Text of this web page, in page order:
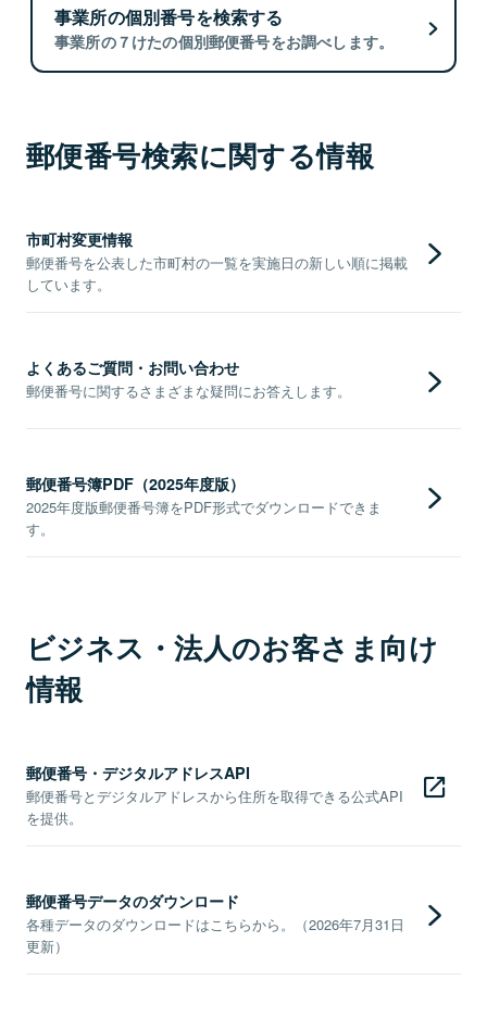
事業所の個別番号を検索する
事業所の７けたの個別郵便番号をお調べします。
郵便番号検索に関する情報
市町村変更情報
郵便番号を公表した市町村の一覧を実施日の新しい順に掲載
しています。
よくあるご質問・お問い合わせ
郵便番号に関するさまざまな疑問にお答えします。
郵便番号簿PDF（2025年度版）
2025年度版郵便番号簿をPDF形式でダウンロードできま
す。
ビジネス・法人のお客さま向け
情報
郵便番号・デジタルアドレスAPI
郵便番号とデジタルアドレスから住所を取得できる公式API
を提供。
郵便番号データのダウンロード
各種データのダウンロードはこちらから。（2026年7月31日
更新）